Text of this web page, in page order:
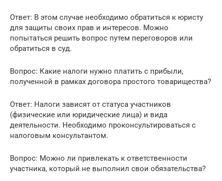
Ответ: В этом случае необходимо обратиться к юристу
для защиты своих прав и интересов. Можно
попытаться решить вопрос путем переговоров или
обратиться в суд.
Вопрос: Какие налоги нужно платить с прибыли,
полученной в рамках договора простого товарищества?
Ответ: Налоги зависят от статуса участников
(физические или юридические лица) и вида
деятельности. Необходимо проконсультироваться с
налоговым консультантом.
Вопрос: Можно ли привлекать к ответственности
участника, который не выполнил свои обязательства?